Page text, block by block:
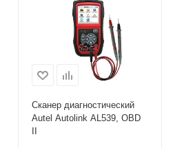
Сканер диагностический
Autel Autolink AL539, OBD